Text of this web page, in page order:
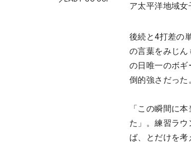
ア太平洋地域女
後続と4打差の
の言葉をみじ
の日唯一のボ
倒的強さだった
「この瞬間に
た」。練習ラ
ば、とだけを考